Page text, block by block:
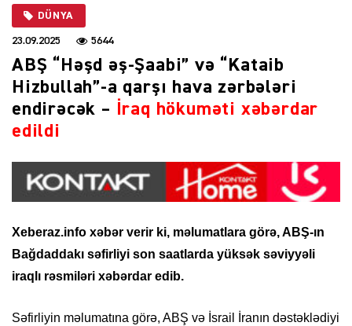
DÜNYA
23.09.2025 5644
ABŞ “Həşd əş-Şaabi” və “Kataib
Hizbullah”-a qarşı hava zərbələri
endirəcək –
İraq hökuməti xəbərdar
edildi
Xeberaz.info xəbər verir ki, məlumatlara görə, ABŞ-ın
Bağdaddakı səfirliyi son saatlarda yüksək səviyyəli
iraqlı rəsmiləri xəbərdar edib.
Səfirliyin məlumatına görə, ABŞ və İsrail İranın dəstəklədiyi